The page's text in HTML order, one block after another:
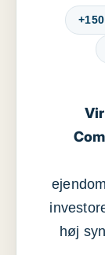
høj